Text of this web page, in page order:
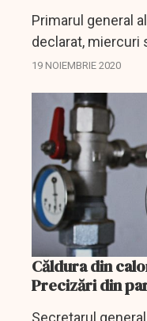
Primarul general
declarat, miercuri
din Bucureşti
19 NOIEMBRIE 2020
Căldura din
Precizări din
Secretarul